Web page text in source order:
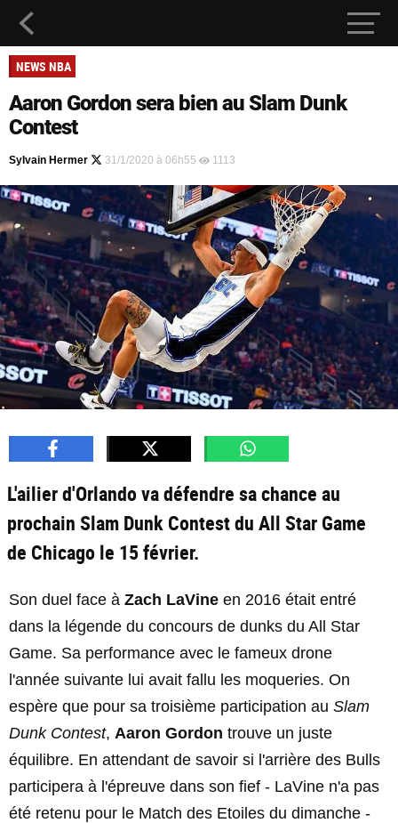
NEWS NBA
Aaron Gordon sera bien au Slam Dunk
Contest
Sylvain Hermer 31/1/2020 à 06h55 1113
L'ailier d'Orlando va défendre sa chance au
prochain Slam Dunk Contest du All Star Game
de Chicago le 15 février.
Son duel face à Zach LaVine en 2016 était entré
dans la légende du concours de dunks du All Star
Game. Sa performance avec le fameux drone
l'année suivante lui avait fallu les moqueries. On
espère que pour sa troisième participation au Slam
Dunk Contest, Aaron Gordon trouve un juste
équilibre. En attendant de savoir si l'arrière des Bulls
participera à l'épreuve dans son fief - LaVine n'a pas
été retenu pour le Match des Etoiles du dimanche -